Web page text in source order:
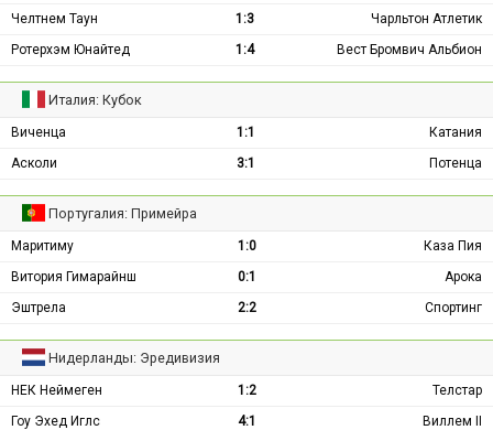
Челтнем Таун
1:3
Чарльтон Атлетик
Ротерхэм Юнайтед
1:4 Вест Бромвич Альбион
Италия: Кубок
Виченца 1:1
Катания
Асколи
3:1 Потенца
Португалия: Примейра
Маритиму 1:0
Каза Пия
Витория Гимарайнш
0:1
Арока
Эштрела
2:2 Спортинг
Нидерланды: Эредивизия
НЕК Неймеген 1:2
Телстар
Гоу Эхед Иглс
4:1
Виллем II